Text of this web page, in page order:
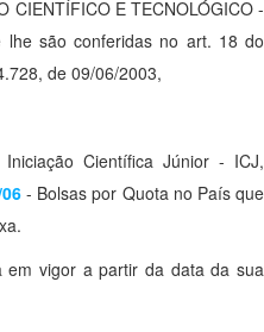
CIENTÍFICO E TECNOLÓGICO -
lhe são conferidas no art. 18 do
de 09/06/2003,
Científica Júnior - ICJ,
- Bolsas por Quota no País que
em vigor a partir da data da sua